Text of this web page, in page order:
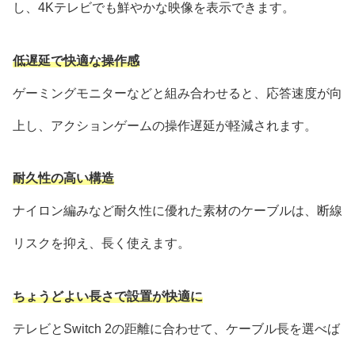
し、4Kテレビでも鮮やかな映像を表示できます。
低遅延で快適な操作感
ゲーミングモニターなどと組み合わせると、応答速度が向
上し、アクションゲームの操作遅延が軽減されます。
耐久性の高い構造
ナイロン編みなど耐久性に優れた素材のケーブルは、断線
リスクを抑え、長く使えます。
ちょうどよい長さで設置が快適に
テレビとSwitch 2の距離に合わせて、ケーブル長を選べば